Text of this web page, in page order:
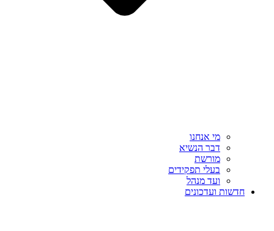
מי אנחנו
דבר הנשיא
מורשת
בעלי תפקידים
ועד מנהל
חדשות ועדכונים